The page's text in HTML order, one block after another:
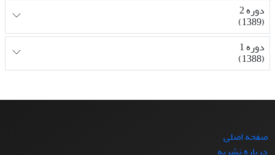
دوره 2
(1389)
دوره 1
(1388)
صفحه اصلی
درباره نشریه